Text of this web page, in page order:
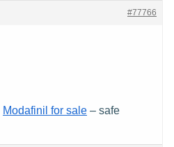
#77766
Modafinil for sale – safe